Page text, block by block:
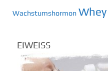
Wachstumshormon Whey
EIWEISS